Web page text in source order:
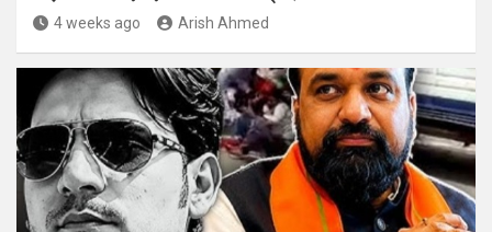
4 weeks ago Arish Ahmed